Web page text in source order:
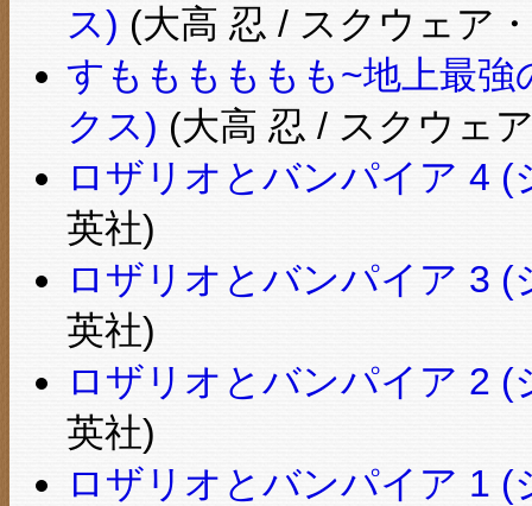
ス) (大高 忍 / スクウェア
すもももももも~地上最
クス) (大高 忍 / スクウェ
ロザリオとバンパイア 4
英社)
ロザリオとバンパイア 3
英社)
ロザリオとバンパイア 2
英社)
ロザリオとバンパイア 1